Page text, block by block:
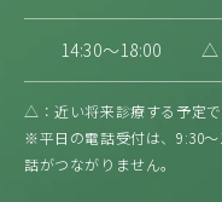
14:30～18:00 △
△：近い将来診療する予定で
※平日の電話受付は、9:30〜
話がつながりません。